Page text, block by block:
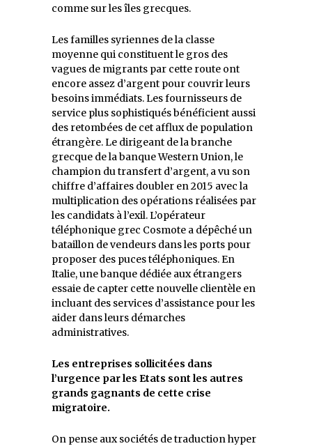
comme sur les îles grecques.
Les familles syriennes de la classe
moyenne qui constituent le gros des
vagues de migrants par cette route ont
encore assez d’argent pour couvrir leurs
besoins immédiats. Les fournisseurs de
service plus sophistiqués bénéficient aussi
des retombées de cet afflux de population
étrangère. Le dirigeant de la branche
grecque de la banque Western Union, le
champion du transfert d’argent, a vu son
chiffre d’affaires doubler en 2015 avec la
multiplication des opérations réalisées par
les candidats à l’exil. L’opérateur
téléphonique grec Cosmote a dépêché un
bataillon de vendeurs dans les ports pour
proposer des puces téléphoniques. En
Italie, une banque dédiée aux étrangers
essaie de capter cette nouvelle clientèle en
incluant des services d’assistance pour les
aider dans leurs démarches
administratives.
Les entreprises sollicitées dans
l’urgence par les Etats sont les autres
grands gagnants de cette crise
migratoire.
On pense aux sociétés de traduction hyper